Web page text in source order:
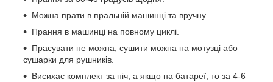
Можна прати в пральній машинці та вручну.
Прання в машинці на повному циклі.
Прасувати не можна, сушити можна на мотузці або
сушарки для рушників.
Висихає комплект за ніч, а якщо на батареї, то за 4-6